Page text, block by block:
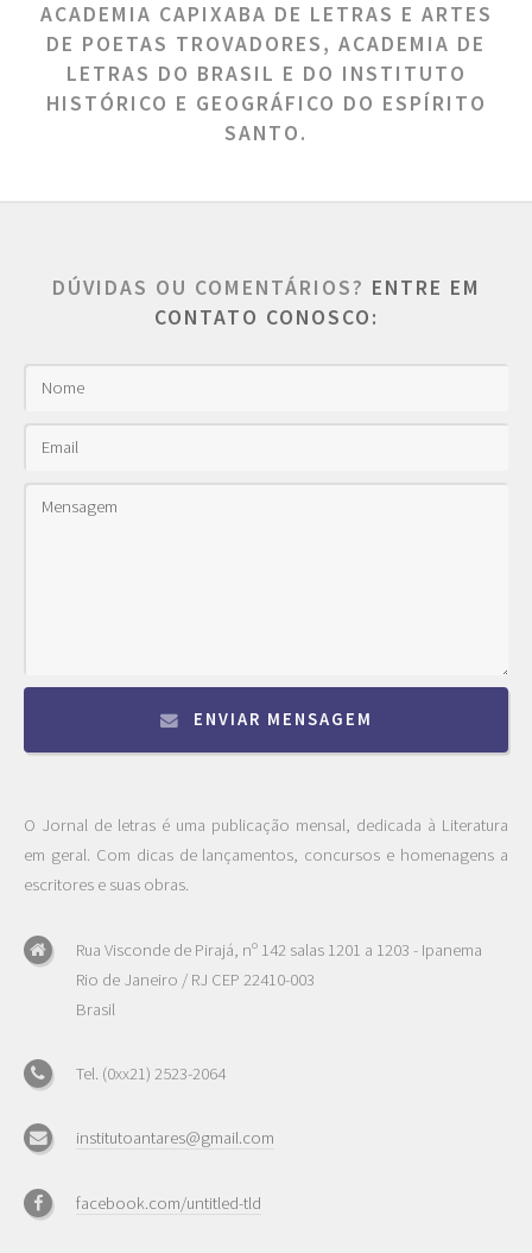
ACADEMIA CAPIXABA DE LETRAS E ARTES
DE POETAS TROVADORES, ACADEMIA DE
LETRAS DO BRASIL E DO INSTITUTO
HISTÓRICO E GEOGRÁFICO DO ESPÍRITO
SANTO.
DÚVIDAS OU COMENTÁRIOS? ENTRE EM
CONTATO CONOSCO:
ENVIAR MENSAGEM
O Jornal de letras é uma publicação mensal, dedicada à Literatura
em geral. Com dicas de lançamentos, concursos e homenagens a
escritores e suas obras.
Rua Visconde de Pirajá, nº 142 salas 1201 a 1203 - Ipanema
Rio de Janeiro / RJ CEP 22410-003
Brasil
Tel. (0xx21) 2523-2064
institutoantares@gmail.com
facebook.com/untitled-tld